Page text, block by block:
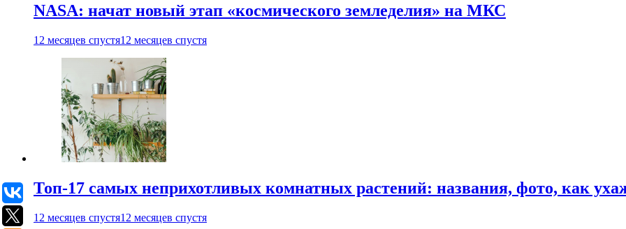
NASA: начат новый этап «космического земледелия» на МКС
12 месяцев спустя12 месяцев спустя
Топ-17 самых неприхотливых комнатных растений: названия, фото, как
12 месяцев спустя12 месяцев спустя